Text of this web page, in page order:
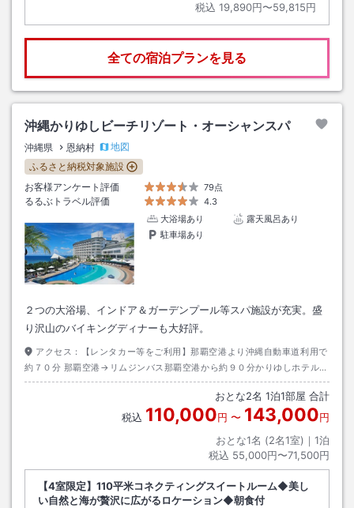
税込 19,890円〜59,815円
全ての宿泊プランを見る
沖縄かりゆしビーチリゾート・オーシャンスパ
沖縄県 恩納村
地図
ふるさと納税対象施設
お客様アンケート評価
79点
るるぶトラベル評価
4.3
大浴場あり
露天風呂あり
駐車場あり
２つの大浴場、インドア＆ガーデンプール等スパ施設が充実。盛
り沢山のバイキングディナーも大好評。
アクセス：
【レンタカー等をご利用】那覇空港より沖縄自動車道利用で
約７０分 那覇空港→リムジンバス那覇空港から約９０分かりゆしホテル下
車→徒歩約０分 【沖縄エアポートシャトル】那覇空港→約１１０分・かり
おとな2名 1泊1部屋 合計
税込 110,000円 〜 143,000円
おとな1名 (2名1室)｜ 1泊
税込 55,000円〜71,500円
【4室限定】110平米コネクティングスイートルーム◆美し
い自然と海が贅沢に広がるロケーション◆朝食付